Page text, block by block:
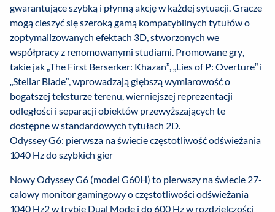
gwarantujące szybką i płynną akcję w każdej sytuacji. Gracze
mogą cieszyć się szeroką gamą kompatybilnych tytułów o
zoptymalizowanych efektach 3D, stworzonych we
współpracy z renomowanymi studiami. Promowane gry,
takie jak „The First Berserker: Khazan”, „Lies of P: Overture” i
„Stellar Blade”, wprowadzają głębszą wymiarowość o
bogatszej teksturze terenu, wierniejszej reprezentacji
odległości i separacji obiektów przewyższających te
dostępne w standardowych tytułach 2D.
Odyssey G6: pierwsza na świecie częstotliwość odświeżania
1040 Hz do szybkich gier
Nowy Odyssey G6 (model G60H) to pierwszy na świecie 27-
calowy monitor gamingowy o częstotliwości odświeżania
1040 Hz2 w trybie Dual Mode i do 600 Hz w rozdzielczości